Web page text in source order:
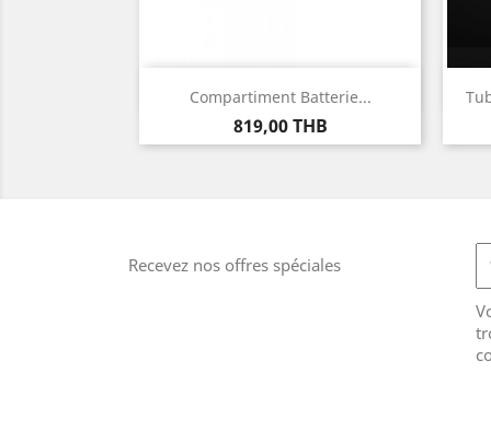
Compartiment Batterie...
Prix
819,00 THB
Aperçu rapide
Recevez nos offres spéciales